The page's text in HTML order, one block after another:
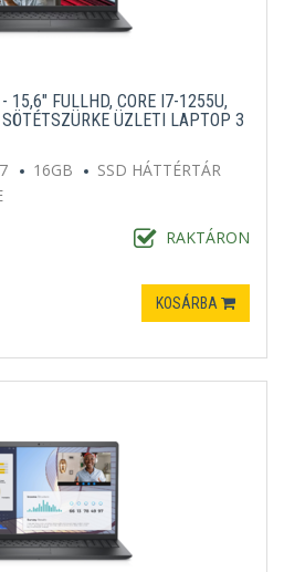
15,6" FULLHD, CORE I7-1255U,
ÜZLETI LAPTOP 3
16GB
SSD HÁTTÉRTÁR
RAKTÁRON
KOSÁRBA